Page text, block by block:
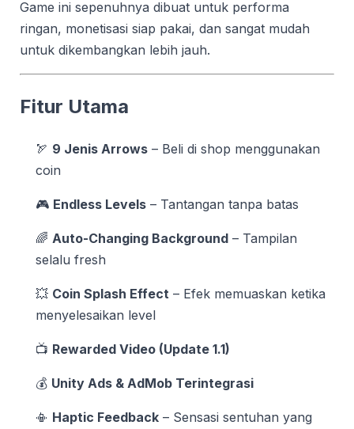
Game ini sepenuhnya dibuat untuk performa
ringan, monetisasi siap pakai, dan sangat mudah
untuk dikembangkan lebih jauh.
Fitur Utama
🏹 9 Jenis Arrows – Beli di shop menggunakan
coin
🎮 Endless Levels – Tantangan tanpa batas
🌈 Auto-Changing Background – Tampilan
selalu fresh
💥 Coin Splash Effect – Efek memuaskan ketika
menyelesaikan level
📺 Rewarded Video (Update 1.1)
💰 Unity Ads & AdMob Terintegrasi
📳 Haptic Feedback – Sensasi sentuhan yang